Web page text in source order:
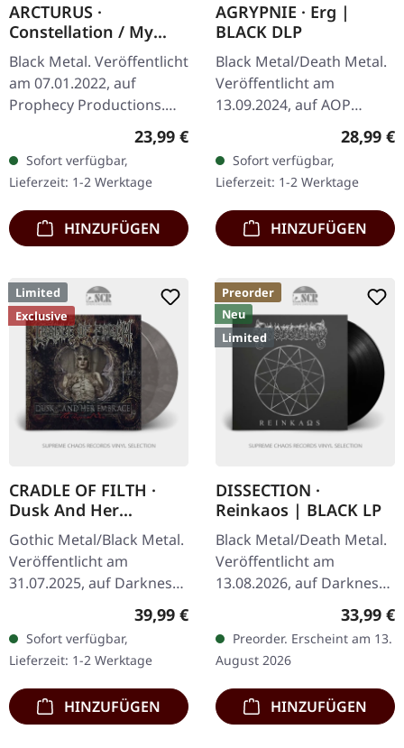
ARCTURUS ·
Constellation / My
Angel | BLACK LP
Black Metal. Veröffentlicht
am 07.01.2022, auf
Prophecy Productions.
beinhaltet Einleger und
gepolsterte Innenhülle
Arcturus'…
Regulärer Preis:
23,99 €
Sofort verfügbar,
Lieferzeit: 1-2 Werktage
HINZUFÜGEN
AGRYPNIE · Erg |
BLACK DLP
Black Metal/Death Metal.
Veröffentlicht am
13.09.2024, auf AOP
Records. Schwarzes
Doppel-Vinyl im Gatefold-
Cover. Agrypnie
entfesseln mit „Erg" ihr…
28,99 €
Sofort verfügbar,
Lieferzeit: 1-2 Werktage
HINZUFÜGEN
Limited
Exclusive
CRADLE OF FILTH ·
Dusk And Her
Embrace (The Original
Sin) | CREAM
CLEAR/BLACK
MARBLED 2LP
Gothic Metal/Black Metal.
Veröffentlicht am
31.07.2025, auf Darkness
Shall Rise Productions.
creme/schwarz
marmoriertes Doppel-
Vinyl im…
Regulärer Preis:
39,99 €
Sofort verfügbar,
Lieferzeit: 1-2 Werktage
HINZUFÜGEN
Preorder
Neu
Limited
DISSECTION ·
Reinkaos | BLACK LP
Black Metal/Death Metal.
Veröffentlicht am
13.08.2026, auf Darkness
Shall Rise Productions.
Schwarzes Vinyl mit 24-
seitigem 12" Booklet
und…
33,99 €
Preorder. Erscheint am 13.
August 2026
HINZUFÜGEN